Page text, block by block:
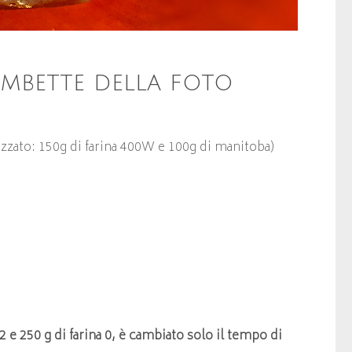
della foto
150g di farina 400W e 100g di manitoba)
250 g di farina 0, è cambiato solo il tempo di